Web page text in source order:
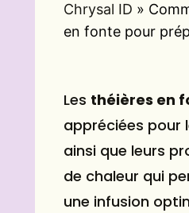
Chrysal ID »
en fonte pour
Les théières en
appréciées pour
ainsi que leurs
de chaleur qui
une infusion